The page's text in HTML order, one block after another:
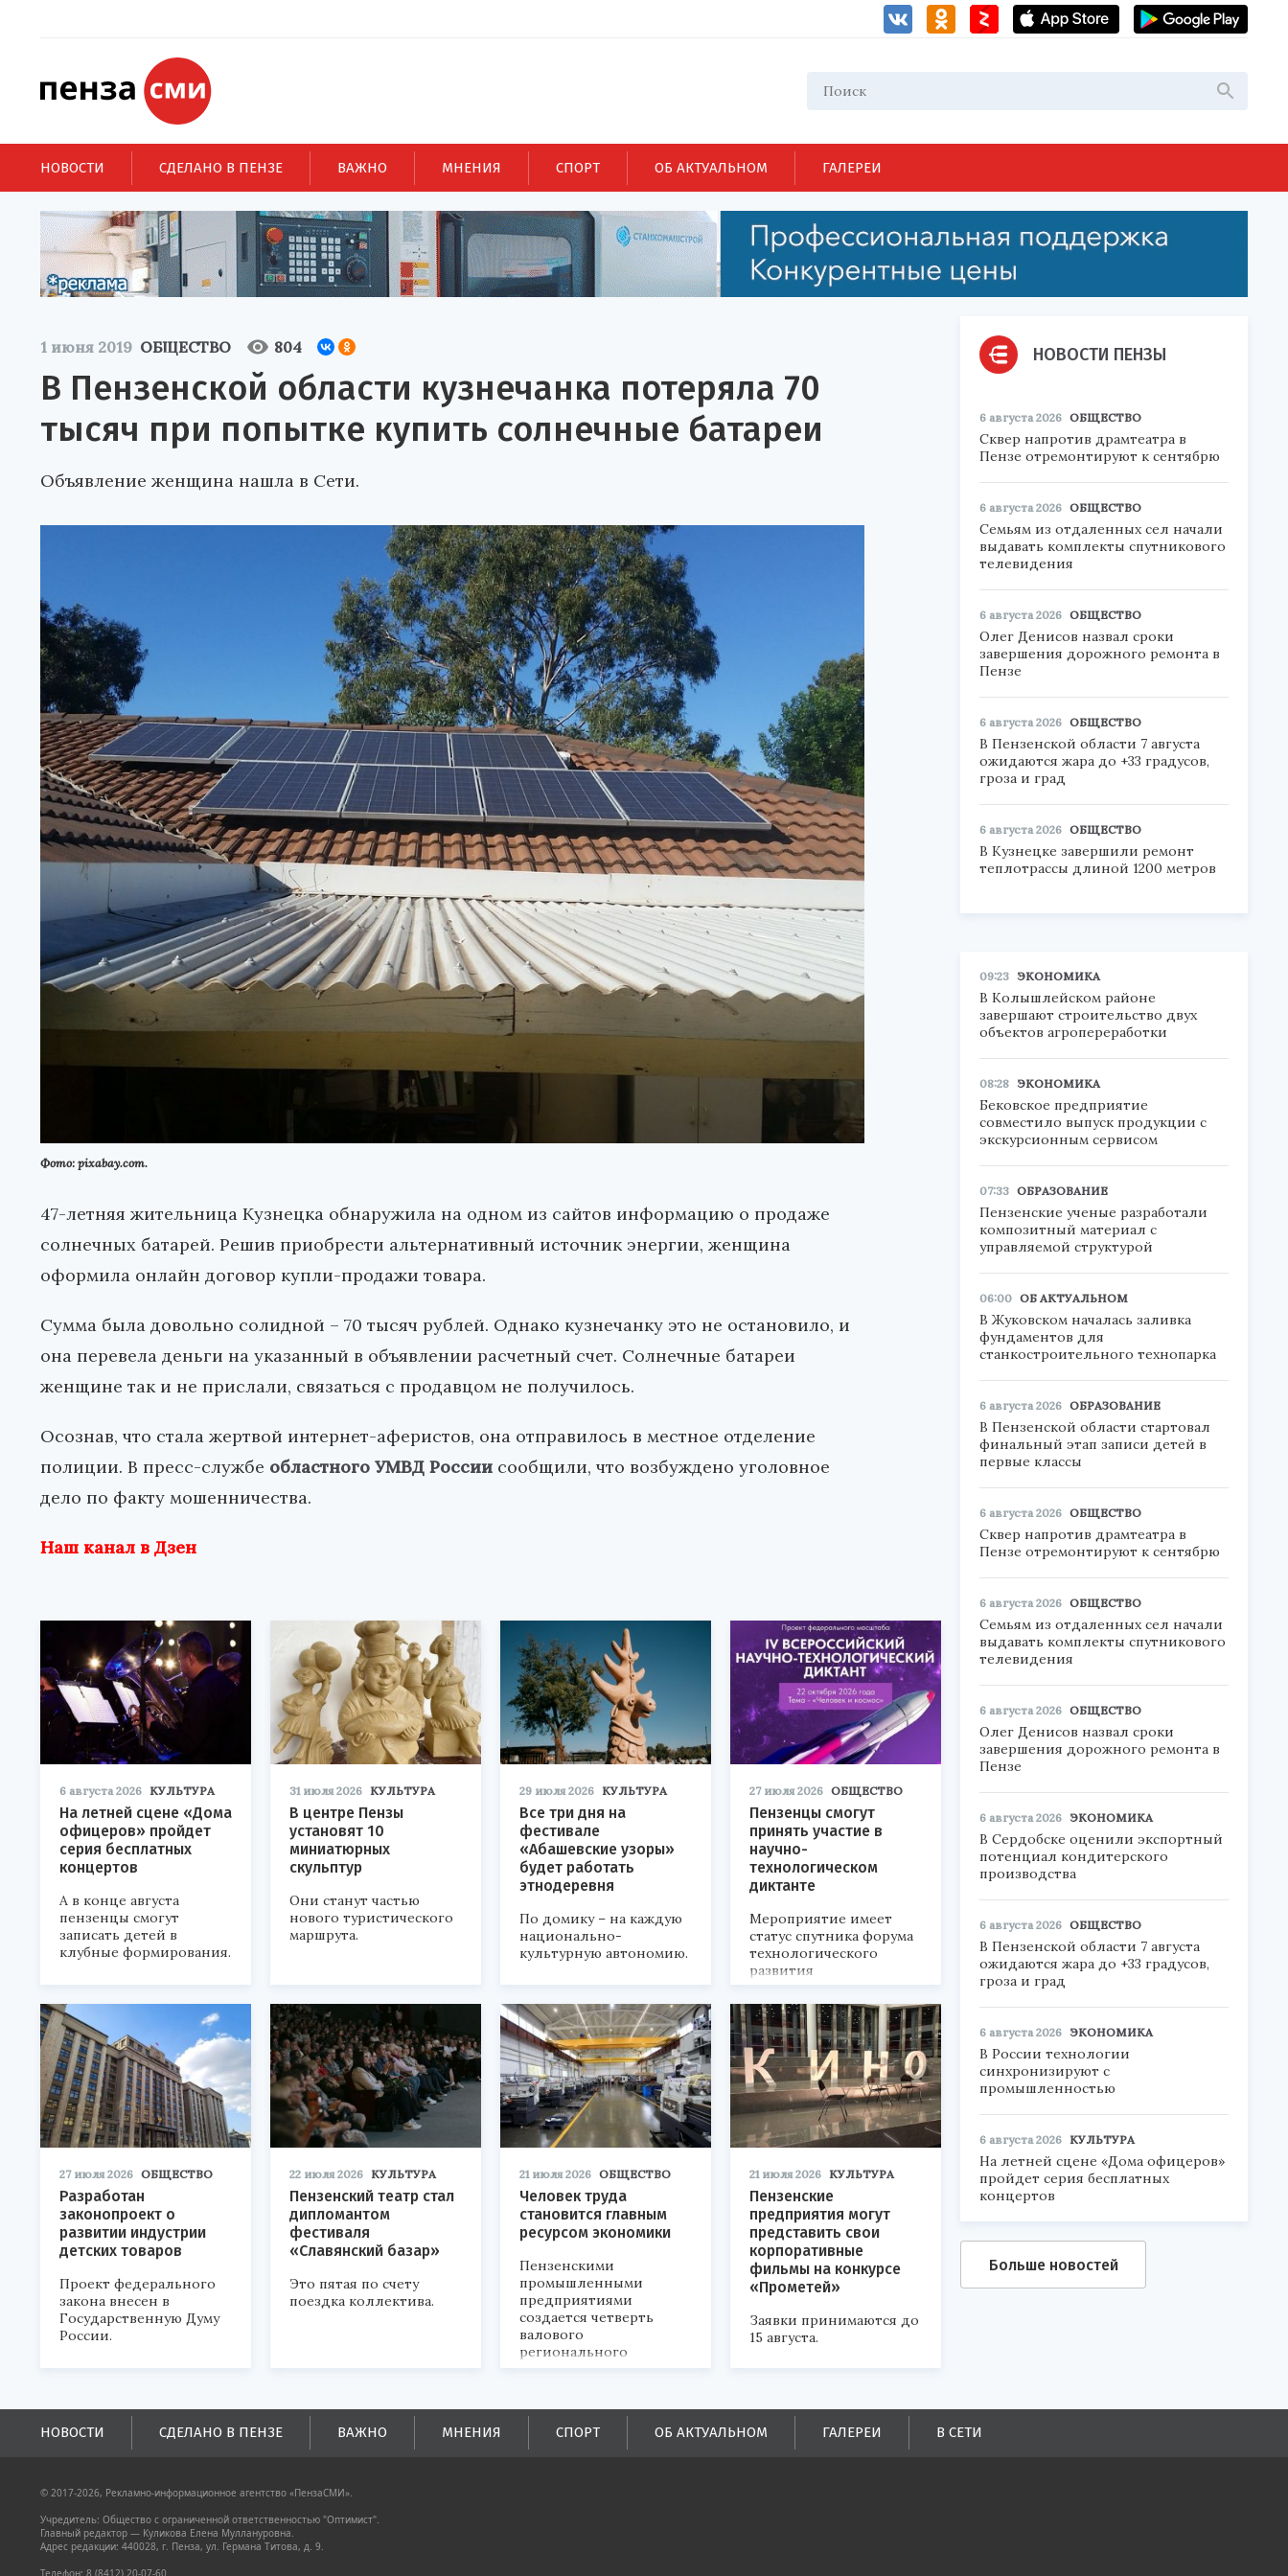
НОВОСТИ СДЕЛАНО В ПЕНЗЕ ВАЖНО МНЕНИЯ СПОРТ ОБ АКТУАЛЬНОМ ГАЛЕРЕИ
1 июня 2019 ОБЩЕСТВО 804
В Пензенской области кузнечанка потеряла 70
тысяч при попытке купить солнечные батареи
Объявление женщина нашла в Сети.
Фото: pixabay.com.
47-летняя жительница Кузнецка обнаружила на одном из сайтов информацию о продаже
солнечных батарей. Решив приобрести альтернативный источник энергии, женщина
оформила онлайн договор купли-продажи товара.
Сумма была довольно солидной – 70 тысяч рублей. Однако кузнечанку это не остановило, и
она перевела деньги на указанный в объявлении расчетный счет. Солнечные батареи
женщине так и не прислали, связаться с продавцом не получилось.
Осознав, что стала жертвой интернет-аферистов, она отправилось в местное отделение
полиции. В пресс-службе областного УМВД России сообщили, что возбуждено уголовное
дело по факту мошенничества.
Наш канал в Дзен
6 августа 2026 КУЛЬТУРА
На летней сцене «Дома
офицеров» пройдет
серия бесплатных
концертов
А в конце августа
пензенцы смогут
записать детей в
клубные формирования.
31 июля 2026 КУЛЬТУРА
В центре Пензы
установят 10
миниатюрных
скульптур
Они станут частью
нового туристического
маршрута.
29 июля 2026 КУЛЬТУРА
Все три дня на
фестивале
«Абашевские узоры»
будет работать
этнодеревня
По домику – на каждую
национально-
культурную автономию.
27 июля 2026 ОБЩЕСТВО
Пензенцы смогут
принять участие в
научно-
технологическом
диктанте
Мероприятие имеет
статус спутника форума
технологического
развития
«Технопром-2026».
27 июля 2026 ОБЩЕСТВО
Разработан
законопроект о
развитии индустрии
детских товаров
Проект федерального
закона внесен в
Государственную Думу
России.
22 июля 2026 КУЛЬТУРА
Пензенский театр стал
дипломантом
фестиваля
«Славянский базар»
Это пятая по счету
поездка коллектива.
21 июля 2026 ОБЩЕСТВО
Человек труда
становится главным
ресурсом экономики
Пензенскими
промышленными
предприятиями
создается четверть
валового
регионального
продукта и
поступлений в
бюджеты всех уровней.
21 июля 2026 КУЛЬТУРА
Пензенские
предприятия могут
представить свои
корпоративные
фильмы на конкурсе
«Прометей»
Заявки принимаются до
15 августа.
НОВОСТИ ПЕНЗЫ
6 августа 2026 ОБЩЕСТВО
Сквер напротив драмтеатра в
Пензе отремонтируют к сентябрю
6 августа 2026 ОБЩЕСТВО
Семьям из отдаленных сел начали
выдавать комплекты спутникового
телевидения
6 августа 2026 ОБЩЕСТВО
Олег Денисов назвал сроки
завершения дорожного ремонта в
Пензе
6 августа 2026 ОБЩЕСТВО
В Пензенской области 7 августа
ожидаются жара до +33 градусов,
гроза и град
6 августа 2026 ОБЩЕСТВО
В Кузнецке завершили ремонт
теплотрассы длиной 1200 метров
09:23 ЭКОНОМИКА
В Колышлейском районе
завершают строительство двух
объектов агропереработки
08:28 ЭКОНОМИКА
Бековское предприятие
совместило выпуск продукции с
экскурсионным сервисом
07:33 ОБРАЗОВАНИЕ
Пензенские ученые разработали
композитный материал с
управляемой структурой
06:00 ОБ АКТУАЛЬНОМ
В Жуковском началась заливка
фундаментов для
станкостроительного технопарка
6 августа 2026 ОБРАЗОВАНИЕ
В Пензенской области стартовал
финальный этап записи детей в
первые классы
6 августа 2026 ОБЩЕСТВО
Сквер напротив драмтеатра в
Пензе отремонтируют к сентябрю
6 августа 2026 ОБЩЕСТВО
Семьям из отдаленных сел начали
выдавать комплекты спутникового
телевидения
6 августа 2026 ОБЩЕСТВО
Олег Денисов назвал сроки
завершения дорожного ремонта в
Пензе
6 августа 2026 ЭКОНОМИКА
В Сердобске оценили экспортный
потенциал кондитерского
производства
6 августа 2026 ОБЩЕСТВО
В Пензенской области 7 августа
ожидаются жара до +33 градусов,
гроза и град
6 августа 2026 ЭКОНОМИКА
В России технологии
синхронизируют с
промышленностью
6 августа 2026 КУЛЬТУРА
На летней сцене «Дома офицеров»
пройдет серия бесплатных
концертов
Больше новостей
НОВОСТИ СДЕЛАНО В ПЕНЗЕ ВАЖНО МНЕНИЯ СПОРТ ОБ АКТУАЛЬНОМ ГАЛЕРЕИ В СЕТИ
© 2017-2026, Рекламно-информационное агентство «ПензаСМИ».
Учредитель: Общество с ограниченной ответственностью "Оптимист".
Главный редактор — Куликова Елена Муллануровна.
Адрес редакции: 440028, г. Пенза, ул. Германа Титова, д. 9.
Телефон: 8 (8412) 20-07-60